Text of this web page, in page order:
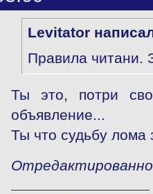
Levitator
Правила читани.
Ты это, потри
объявление...
Ты что судьбу лома